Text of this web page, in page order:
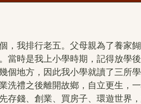
文化藝術館 H.H.第三世多杰羌佛詩
中國畫作品 旺扎上尊 美國舊金
，我排行老五。父母親為了養家
當時是我上小學時期，記得放學
個地方，因此我小學就讀了三所
洗禮之後離開故鄉，自立更生，
存錢、創業、買房子、環遊世界